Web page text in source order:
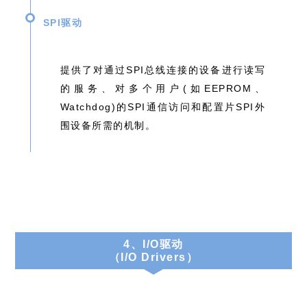
SPI驱动
提供了对通过SPI总线连接的设备进⾏读写
的服务、对多个用户(如EEPROM、
Watchdog)的SPI通信访问和配置⽚SPI外
围设备所需的机制。
4、I/O驱动
（I/O Drivers）